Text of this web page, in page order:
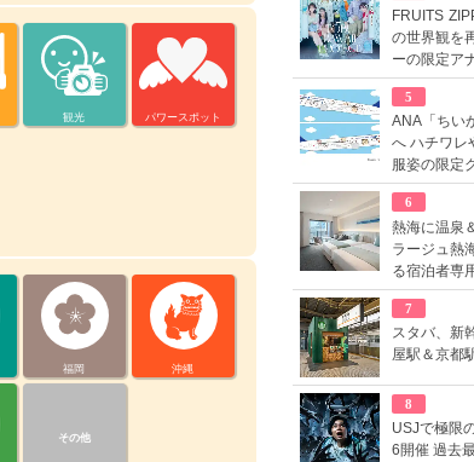
観光 パワースポット
福岡 沖縄
その他
FRUITS
の世界観を
ーの限定ア
5
ANA「ちい
へ ハチワレ
服姿の限定
6
熱海に温泉
ラージュ熱
る宿泊者専
7
スタバ、新
屋駅＆京都
8
USJで極限
6開催 過去